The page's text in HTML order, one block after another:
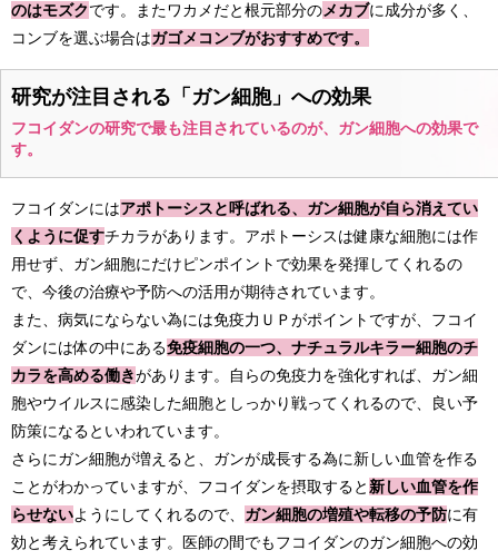
のはモズクです。またワカメだと根元部分のメカブに成分が多く、
コンブを選ぶ場合はガゴメコンブがおすすめです。
研究が注目される「ガン細胞」への効果
フコイダンの研究で最も注目されているのが、ガン細胞への効果で
す。
フコイダンにはアポトーシスと呼ばれる、ガン細胞が自ら消えてい
くように促すチカラがあります。アポトーシスは健康な細胞には作
用せず、ガン細胞にだけピンポイントで効果を発揮してくれるの
で、今後の治療や予防への活用が期待されています。
また、病気にならない為には免疫力ＵＰがポイントですが、フコイ
ダンには体の中にある免疫細胞の一つ、ナチュラルキラー細胞のチ
カラを高める働きがあります。自らの免疫力を強化すれば、ガン細
胞やウイルスに感染した細胞としっかり戦ってくれるので、良い予
防策になるといわれています。
さらにガン細胞が増えると、ガンが成長する為に新しい血管を作る
ことがわかっていますが、フコイダンを摂取すると新しい血管を作
らせないようにしてくれるので、 ガン細胞の増殖や転移の予防に有
効と考えられています。医師の間でもフコイダンのガン細胞への効